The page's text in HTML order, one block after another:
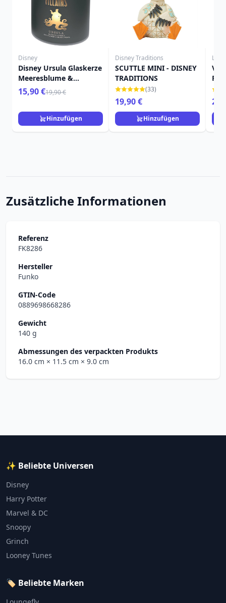
Disney
Disney Ursula Glaskerze
Meeresblume &
Schwarze Perle
15,90 €19,90 €
Hinzufügen
Disney Traditions
SCUTTLE MINI - DISNEY
TRADITIONS
(33)
19,90 €
Hinzufügen
Zusätzliche Informationen
Referenz
FK8286
Hersteller
Funko
GTIN-Code
0889698668286
Gewicht
140 g
Abmessungen des verpackten Produkts
16.0 cm × 11.5 cm × 9.0 cm
✨ Beliebte Universen
Disney
Harry Potter
Marvel & DC
Snoopy
Grinch
Looney Tunes
🏷️ Beliebte Marken